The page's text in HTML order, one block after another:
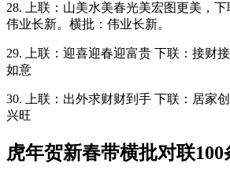
28. 上联：山美水美春光美宏图更美，
伟业长新。横批：伟业长新。
29. 上联：迎喜迎春迎富贵 下联：接财
如意
30. 上联：出外求财财到手 下联：居家
兴旺
虎年贺新春带横批对联100